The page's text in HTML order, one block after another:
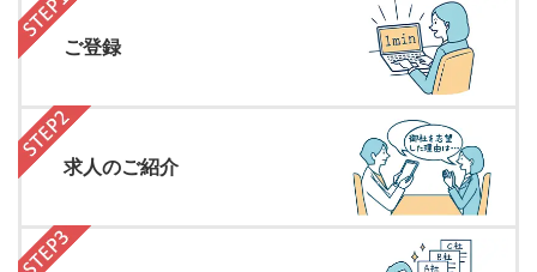
ご登録
求人のご紹介